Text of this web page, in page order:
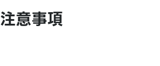
注意事項